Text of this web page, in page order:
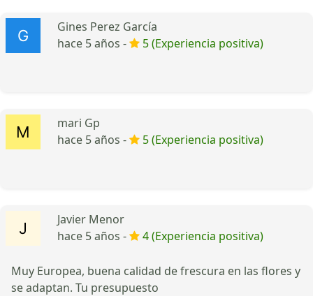
Gines Perez García
hace 5 años -
5 (Experiencia positiva)
mari Gp
hace 5 años -
5 (Experiencia positiva)
Javier Menor
hace 5 años -
4 (Experiencia positiva)
Muy Europea, buena calidad de frescura en las flores y
se adaptan. Tu presupuesto